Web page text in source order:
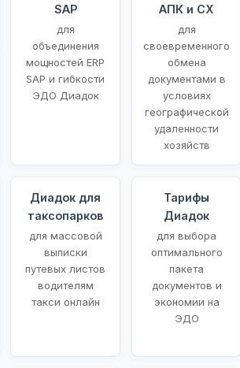
SAP
для
объединения
мощностей ERP
SAP и гибкости
ЭДО Диадок
АПК и СХ
для
своевременного
обмена
документами в
условиях
географической
удаленности
хозяйств
Диадок для
таксопарков
для массовой
выписки
путевых листов
водителям
такси онлайн
Тарифы
Диадок
для выбора
оптимального
пакета
документов и
экономии на
ЭДО